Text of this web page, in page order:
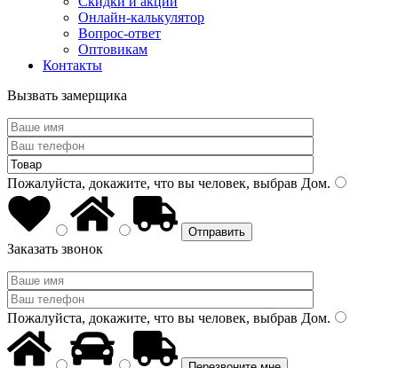
Онлайн-калькулятор
Вопрос-ответ
Оптовикам
Контакты
Вызвать замерщика
Пожалуйста, докажите, что вы человек, выбрав Дом.
Заказать звонок
Пожалуйста, докажите, что вы человек, выбрав Дом.